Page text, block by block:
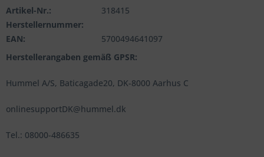
Artikel-Nr.:
318415
Herstellernummer:
EAN:
5700494641097
Herstellerangaben gemäß GPSR:
Hummel A/S, Baticagade20, DK-8000 Aarhus C
onlinesupportDK@hummel.dk
Tel.: 08000-486635